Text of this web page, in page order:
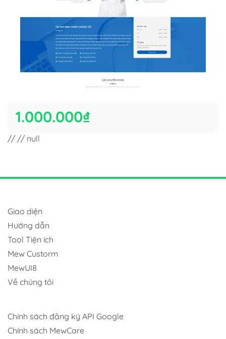
1.000.000₫
// // null
Giao diện
Hướng dẫn
Tool Tiện ích
Mew Custorm
MewUI8
Về chúng tôi
Chính sách đăng ký API Google
Chính sách MewCare